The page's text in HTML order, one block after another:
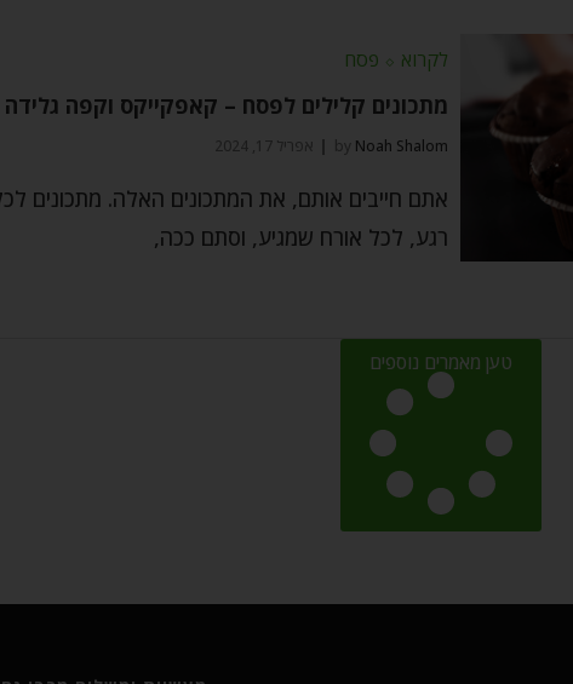
לקרוא ⬦ פסח
מתכונים קלילים לפסח – קאפקייקס וקפה גלידה
by Noah Shalom אפריל 17, 2024
אתם חייבים אותם, את המתכונים האלה. מתכונים
רגע, לכל אורח שמגיע, וסתם ככה,
טען מאמרים נוספים